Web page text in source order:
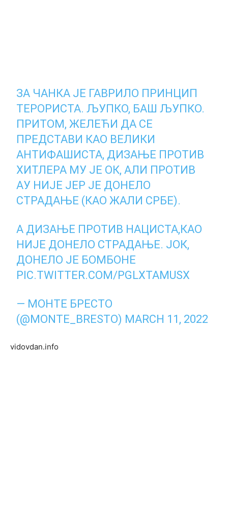
ЗА ЧАНКА ЈЕ ГАВРИЛО ПРИНЦИП
ТЕРОРИСТА. ЉУПКО, БАШ ЉУПКО.
ПРИТОМ, ЖЕЛЕЋИ ДА СЕ
ПРЕДСТАВИ КАО ВЕЛИКИ
АНТИФАШИСТА, ДИЗАЊЕ ПРОТИВ
ХИТЛЕРА МУ ЈЕ ОК, АЛИ ПРОТИВ
АУ НИЈЕ ЈЕР ЈЕ ДОНЕЛО
СТРАДАЊЕ (КАО ЖАЛИ СРБЕ).
А ДИЗАЊЕ ПРОТИВ НАЦИСТА,КАО
НИЈЕ ДОНЕЛО СТРАДАЊЕ. ЈОК,
ДОНЕЛО ЈЕ БОМБОНЕ
PIC.TWITTER.COM/PGLXTAMUSX
— МОНТЕ БРЕСТО
(@MONTE_BRESTO) MARCH 11, 2022
vidovdan.info